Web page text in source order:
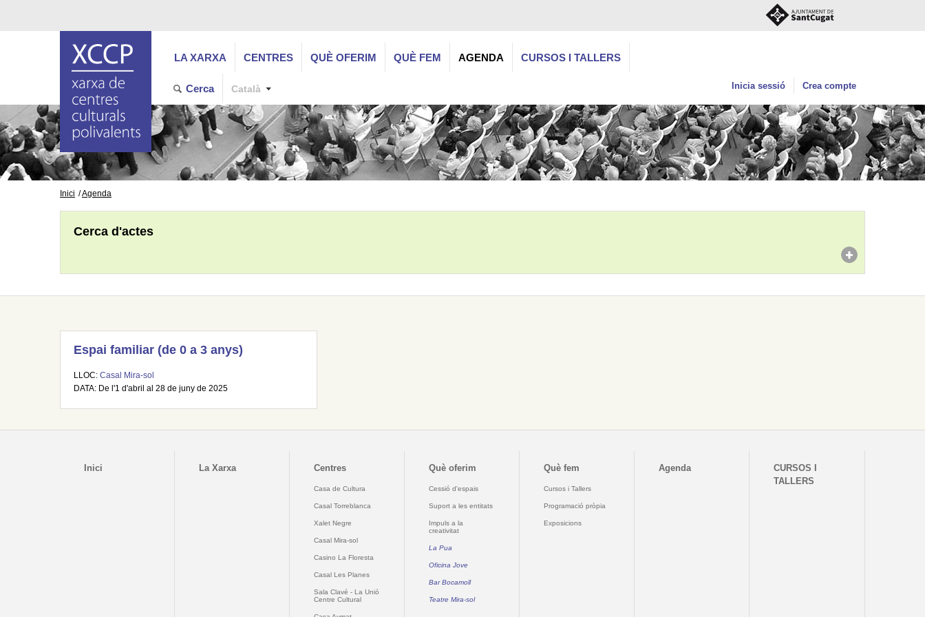
LA XARXA CENTRES QUÈ OFERIM QUÈ FEM AGENDA CURSOS I TALLERS
Cerca Català Inicia sessió Crea compte
Inici Agenda
Cerca d'actes
Espai familiar (de 0 a 3 anys)
LLOC: Casal Mira-sol
DATA: De l'1 d'abril al 28 de juny de 2025
Inici La Xarxa Centres
Casa de Cultura
Casal Torreblanca
Xalet Negre
Casal Mira-sol
Casino La Floresta
Casal Les Planes
Sala Clavé - La Unió
Centre Cultural
Què oferim
Cessió d'espais
Suport a les entitats
Impuls a la
creativitat
La Pua
Oficina Jove
Bar Bocamoll
Teatre Mira-sol
Què fem
Cursos i Tallers
Programació pròpia
Exposicions
Agenda
CURSOS I
TALLERS